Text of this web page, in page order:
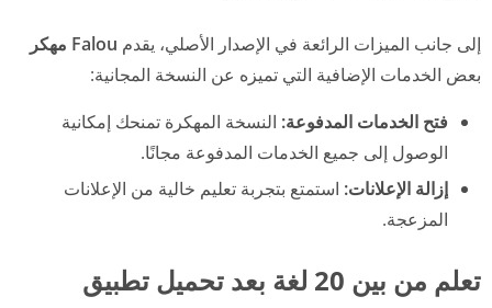
إلى جانب الميزات الرائعة في الإصدار الأصلي، يقدم Falou مهكر
بعض الخدمات الإضافية التي تميزه عن النسخة المجانية:
فتح الخدمات المدفوعة: النسخة المهكرة تمنحك إمكانية
الوصول إلى جميع الخدمات المدفوعة مجانًا.
إزالة الإعلانات: استمتع بتجربة تعليم خالية من الإعلانات
المزعجة.
تعلم من بين 20 لغة بعد تحميل تطبيق